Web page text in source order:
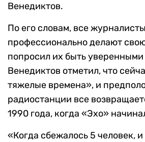
Венедиктов.
По его словам, все
профессионально делают
попросил их быть уверенными
Венедиктов отметил, что
тяжелые времена», и
радиостанции все
1990 года, когда «Эхо»
«Когда сбежалось 5 человек,